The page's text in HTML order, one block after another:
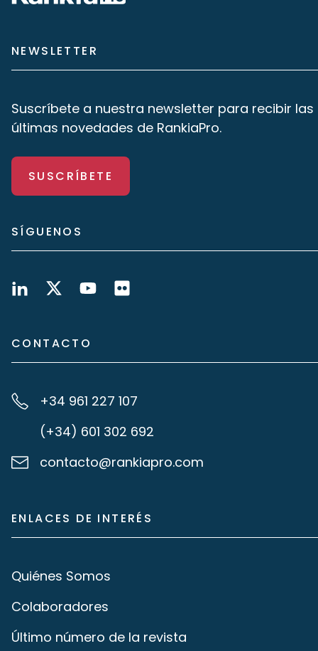
NEWSLETTER
Suscríbete a nuestra newsletter para recibir las
últimas novedades de RankiaPro.
SUSCRÍBETE
SÍGUENOS
CONTACTO
+34 961 227 107
(+34) 601 302 692
contacto@rankiapro.com
ENLACES DE INTERÉS
Quiénes Somos
Colaboradores
Último número de la revista